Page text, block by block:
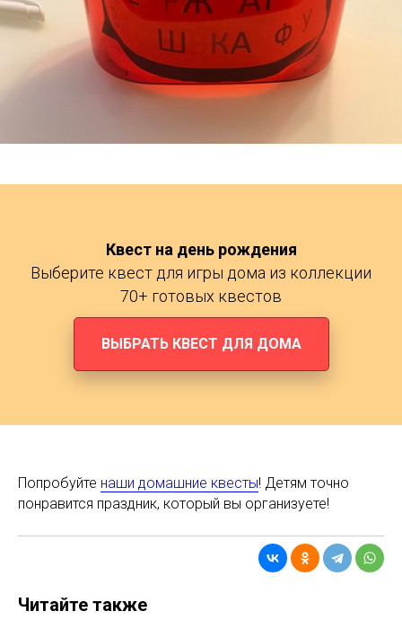
Квест на день рождения
Выберите квест для игры дома из коллекции
70+ готовых квестов
ВЫБРАТЬ КВЕСТ ДЛЯ ДОМА
Попробуйте наши домашние квесты! Детям точно
понравится праздник, который вы организуете!
Читайте также